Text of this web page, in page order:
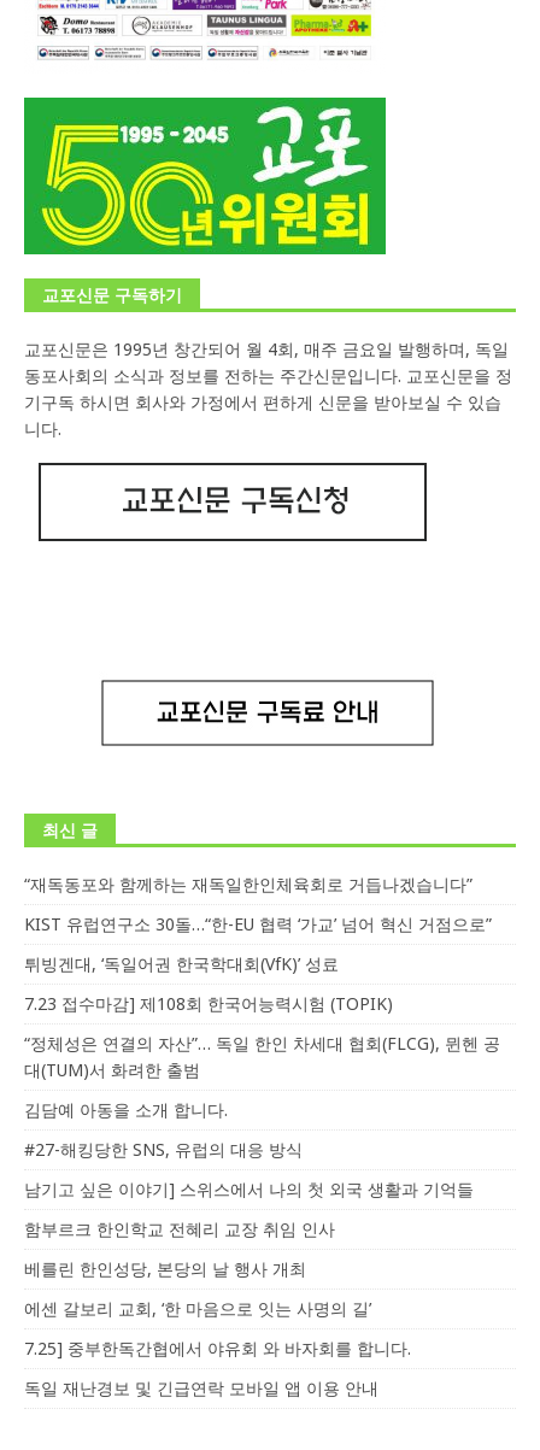
교포신문 구독하기
교포신문은 1995년 창간되어 월 4회, 매주 금요일 발행하며, 독일
동포사회의 소식과 정보를 전하는 주간신문입니다. 교포신문을 정
기구독 하시면 회사와 가정에서 편하게 신문을 받아보실 수 있습
니다.
최신 글
“재독동포와 함께하는 재독일한인체육회로 거듭나겠습니다”
KIST 유럽연구소 30돌…“한-EU 협력 ‘가교’ 넘어 혁신 거점으로”
튀빙겐대, ‘독일어권 한국학대회(VfK)’ 성료
7.23 접수마감] 제108회 한국어능력시험 (TOPIK)
“정체성은 연결의 자산”… 독일 한인 차세대 협회(FLCG), 뮌헨 공
대(TUM)서 화려한 출범
김담예 아동을 소개 합니다.
#27-해킹당한 SNS, 유럽의 대응 방식
남기고 싶은 이야기] 스위스에서 나의 첫 외국 생활과 기억들
함부르크 한인학교 전혜리 교장 취임 인사
베를린 한인성당, 본당의 날 행사 개최
에센 갈보리 교회, ‘한 마음으로 잇는 사명의 길’
7.25] 중부한독간협에서 야유회 와 바자회를 합니다.
독일 재난경보 및 긴급연락 모바일 앱 이용 안내